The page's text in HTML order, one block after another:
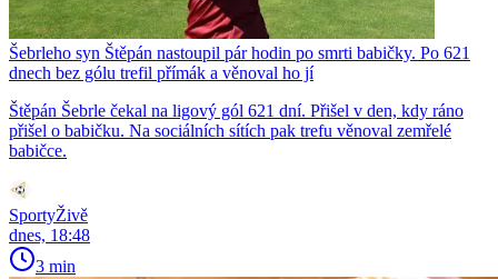
Šebrleho syn Štěpán nastoupil pár hodin po smrti babičky. Po 621
dnech bez gólu trefil přímák a věnoval ho jí
Štěpán Šebrle čekal na ligový gól 621 dní. Přišel v den, kdy ráno
přišel o babičku. Na sociálních sítích pak trefu věnoval zemřelé
babičce.
SportyŽivě
dnes, 18:48
3 min